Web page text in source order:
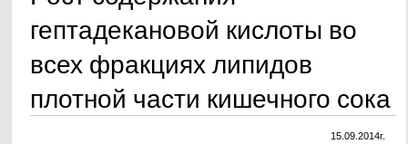
гептадекановой кислоты во
всех фракциях липидов
плотной части кишечного сока
15.09.2014г.